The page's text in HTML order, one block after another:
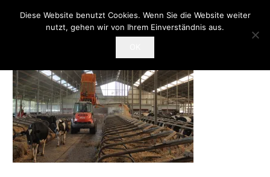
Diese Website benutzt Cookies. Wenn Sie die Website weiter
nutzt, gehen wir von Ihrem Einverständnis aus.